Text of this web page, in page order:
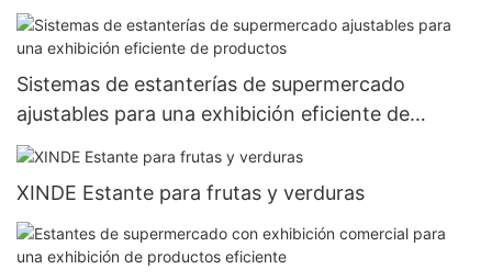
eficientes
Sistemas de estanterías de supermercado
ajustables para una exhibición eficiente de
productos
XINDE Estante para frutas y verduras